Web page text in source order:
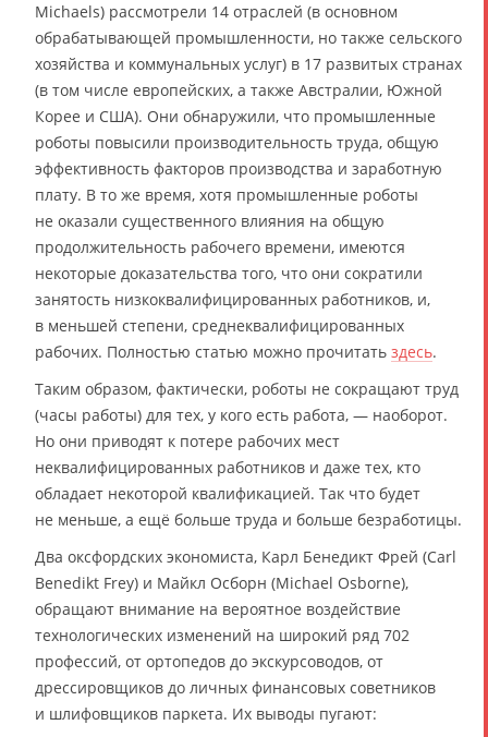
Michaels) рассмотрели 14 отраслей (в основном
обрабатывающей промышленности, но также сельского
хозяйства и коммунальных услуг) в 17 развитых странах
(в том числе европейских, а также Австралии, Южной
Корее и США). Они обнаружили, что промышленные
роботы повысили производительность труда, общую
эффективность факторов производства и заработную
плату. В то же время, хотя промышленные роботы
не оказали существенного влияния на общую
продолжительность рабочего времени, имеются
некоторые доказательства того, что они сократили
занятость низкоквалифицированных работников, и,
в меньшей степени, среднеквалифицированных
рабочих. Полностью статью можно прочитать здесь.
Таким образом, фактически, роботы не сокращают труд
(часы работы) для тех, у кого есть работа, — наоборот.
Но они приводят к потере рабочих мест
неквалифицированных работников и даже тех, кто
обладает некоторой квалификацией. Так что будет
не меньше, а ещё больше труда и больше безработицы.
Два оксфордских экономиста, Карл Бенедикт Фрей (Carl
Benedikt Frey) и Майкл Осборн (Michael Osborne),
обращают внимание на вероятное воздействие
технологических изменений на широкий ряд 702
профессий, от ортопедов до экскурсоводов, от
дрессировщиков до личных финансовых советников
и шлифовщиков паркета. Их выводы пугают: